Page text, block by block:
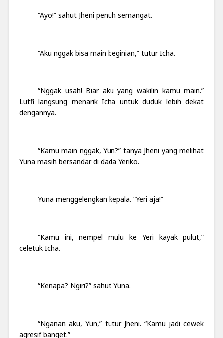
“Ayo!” sahut Jheni penuh semangat.
“Aku nggak bisa main beginian,” tutur Icha.
“Nggak usah! Biar aku yang wakilin kamu main.”
Lutfi langsung menarik Icha untuk duduk lebih dekat
dengannya.
“Kamu main nggak, Yun?” tanya Jheni yang melihat
Yuna masih bersandar di dada Yeriko.
Yuna menggelengkan kepala. “Yeri aja!”
“Kamu ini, nempel mulu ke Yeri kayak pulut,”
celetuk Icha.
“Kenapa? Ngiri?” sahut Yuna.
“Nganan aku, Yun,” tutur Jheni. “Kamu jadi cewek
agresif banget.”